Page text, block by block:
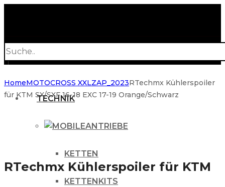
search
TECHNIK
ANTRIEBE
KETTEN
KETTENKITS
HomeMOTOCROSS XXLZAP_2023RTechmx Kühlerspoiler
für KTM SX/SXF 16-18 EXC 17-19 Orange/Schwarz
RTechmx Kühlerspoiler für KTM